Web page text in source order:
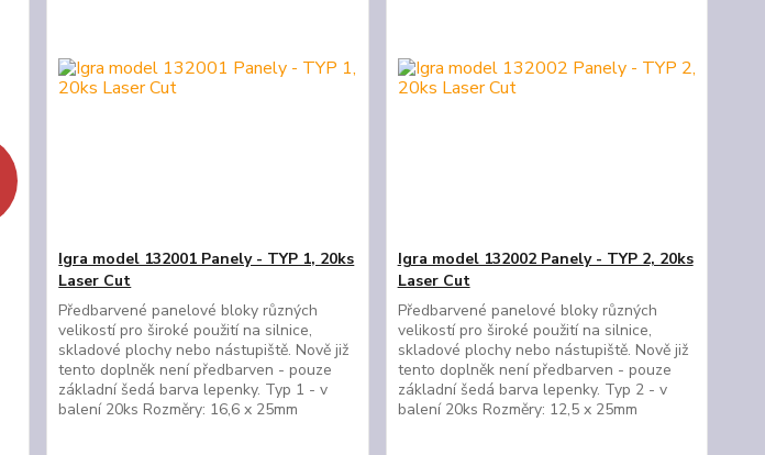
Igra model 132001 Panely - TYP 1, 20ks
Laser Cut
Předbarvené panelové bloky různých
velikostí pro široké použití na silnice,
skladové plochy nebo nástupiště. Nově již
tento doplněk není předbarven - pouze
základní šedá barva lepenky. Typ 1 - v
balení 20ks Rozměry: 16,6 x 25mm
Igra model 132002 Panely - TYP 2, 20ks
Laser Cut
Předbarvené panelové bloky různých
velikostí pro široké použití na silnice,
skladové plochy nebo nástupiště. Nově již
tento doplněk není předbarven - pouze
základní šedá barva lepenky. Typ 2 - v
balení 20ks Rozměry: 12,5 x 25mm